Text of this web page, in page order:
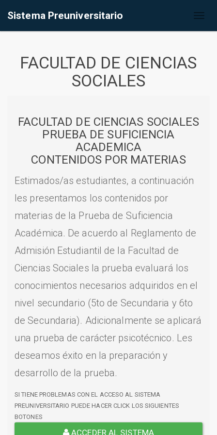
Sistema Preuniversitario
FACULTAD DE CIENCIAS
SOCIALES
FACULTAD DE CIENCIAS SOCIALES
PRUEBA DE SUFICIENCIA
ACADEMICA
CONTENIDOS POR MATERIAS
Estimados/as estudiantes, a continuación
les presentamos los contenidos por
materias de la Prueba de Suficiencia
Académica. De acuerdo al Reglamento de
Admisión Estudiantil de la Facultad de
Ciencias Sociales la prueba evaluará los
conocimientos necesarios adquiridos en el
nivel secundario (5to de Secundaria y 6to
de Secundaria). Adicionalmente se aplicará
una prueba de carácter psicotécnico. Les
deseamos éxito en la preparación y
desarrollo de la prueba.
SI TIENE PROBLEMAS CON EL ACCESO AL SISTEMA
PREUNIVERSITARIO PUEDE HACER CLICK LOS SIGUIENTES
BOTONES
ACCEDER AL SISTEMA